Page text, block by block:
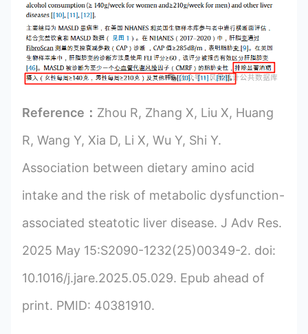
Reference： Zhou R, Zhang X, Liu X, Huang
R, Wang Y, Xia D, Li X, Wu Y, Shi Y.
Association between dietary amino acid
intake and the risk of metabolic dysfunction-
associated steatotic liver disease. J Adv Res.
2025 May 15:S2090-1232(25)00349-2. doi:
10.1016/j.jare.2025.05.029. Epub ahead of
print. PMID: 40381910.